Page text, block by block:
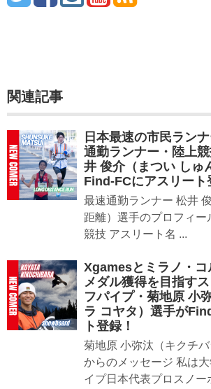
関連記事
日本最速の市民ラン
通勤ランナー・陸上
井 俊介（まつい しゅ
Find-FCにアスリート
最速通勤ランナー 松井
距離）選手のプロフィー
競技 アスリート名 ...
Xgamesとミラノ・コ
メダル獲得を目指す
フパイプ・菊地原 小
ラ コヤタ）選手が
ト登録！
菊地原 小弥汰（キクチ
からのメッセージ 私は
イプ日本代表プロスノー